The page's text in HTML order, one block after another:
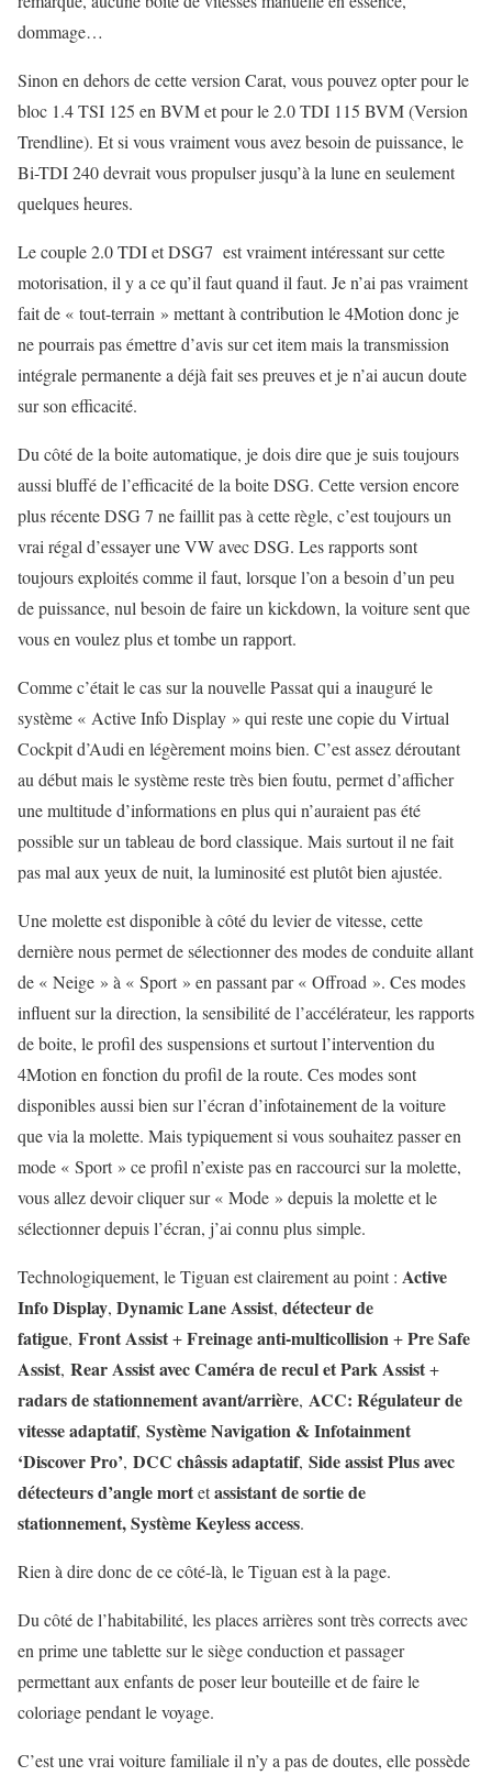
dommage…
Sinon en dehors de cette version Carat, vous pouvez opter pour le
bloc 1.4 TSI 125 en BVM et pour le 2.0 TDI 115 BVM (Version
Trendline). Et si vous vraiment vous avez besoin de puissance, le
Bi-TDI 240 devrait vous propulser jusqu’à la lune en seulement
quelques heures.
Le couple 2.0 TDI et DSG7 est vraiment intéressant sur cette
motorisation, il y a ce qu’il faut quand il faut. Je n’ai pas vraiment
fait de « tout-terrain » mettant à contribution le 4Motion donc je
ne pourrais pas émettre d’avis sur cet item mais la transmission
intégrale permanente a déjà fait ses preuves et je n’ai aucun doute
sur son efficacité.
Du côté de la boite automatique, je dois dire que je suis toujours
aussi bluffé de l’efficacité de la boite DSG. Cette version encore
plus récente DSG 7 ne faillit pas à cette règle, c’est toujours un
vrai régal d’essayer une VW avec DSG. Les rapports sont
toujours exploités comme il faut, lorsque l’on a besoin d’un peu
de puissance, nul besoin de faire un kickdown, la voiture sent que
vous en voulez plus et tombe un rapport.
Comme c’était le cas sur la nouvelle Passat qui a inauguré le
système « Active Info Display » qui reste une copie du Virtual
Cockpit d’Audi en légèrement moins bien. C’est assez déroutant
au début mais le système reste très bien foutu, permet d’afficher
une multitude d’informations en plus qui n’auraient pas été
possible sur un tableau de bord classique. Mais surtout il ne fait
pas mal aux yeux de nuit, la luminosité est plutôt bien ajustée.
Une molette est disponible à côté du levier de vitesse, cette
dernière nous permet de sélectionner des modes de conduite allant
de « Neige » à « Sport » en passant par « Offroad ». Ces modes
influent sur la direction, la sensibilité de l’accélérateur, les rapports
de boite, le profil des suspensions et surtout l’intervention du
4Motion en fonction du profil de la route. Ces modes sont
disponibles aussi bien sur l’écran d’infotainement de la voiture
que via la molette. Mais typiquement si vous souhaitez passer en
mode « Sport » ce profil n’existe pas en raccourci sur la molette,
vous allez devoir cliquer sur « Mode » depuis la molette et le
sélectionner depuis l’écran, j’ai connu plus simple.
Technologiquement, le Tiguan est clairement au point : Active
Info Display, Dynamic Lane Assist, détecteur de
fatigue, Front Assist+Freinage anti-multicollision+Pre Safe
Assist, Rear Assist avec Caméra de recul et Park Assist+
radars de stationnement avant/arrière, ACC: Régulateur de
vitesse adaptatif, Système Navigation & Infotainment
‘Discover Pro’, DCC châssis adaptatif, Side assist Plus avec
détecteurs d’angle mortetassistant de sortie de
stationnement,Système Keyless access.
Rien à dire donc de ce côté-là, le Tiguan est à la page.
Du côté de l’habitabilité, les places arrières sont très corrects avec
en prime une tablette sur le siège conduction et passager
permettant aux enfants de poser leur bouteille et de faire le
coloriage pendant le voyage.
C’est une vrai voiture familiale il n’y a pas de doutes, elle possède